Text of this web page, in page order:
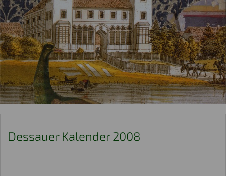
Dessauer Kalender 2008